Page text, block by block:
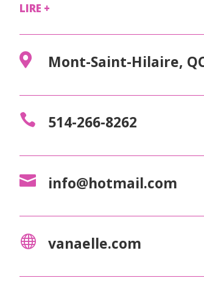
LIRE +
 Mont-Saint-Hilaire,
 514-266-8262
 info@hotmail.com
 vanaelle.com